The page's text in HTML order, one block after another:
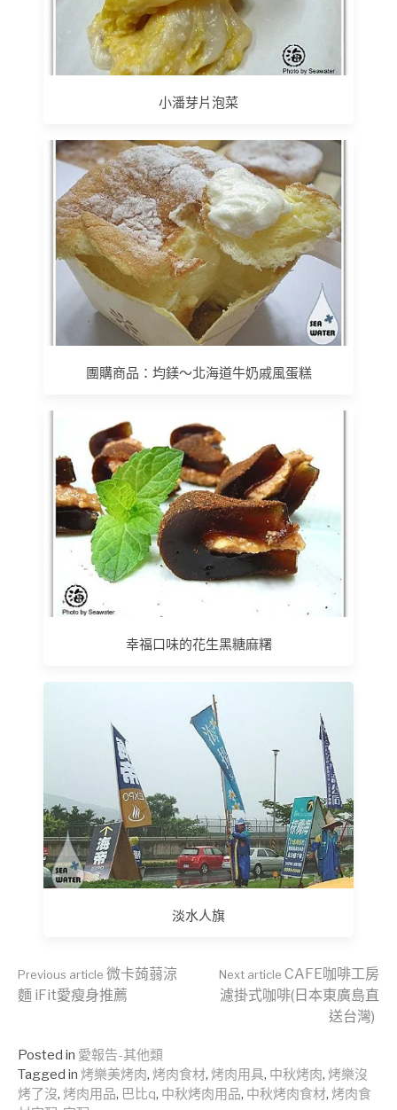
小潘芽片泡菜
團購商品：均鎂～北海道牛奶戚風蛋糕
幸福口味的花生黑糖麻糬
淡水人旗
Continue
Reading
Previous article 微卡蒟蒻涼
麵 iFit愛瘦身推薦
Next article CAFE咖啡工房
濾掛式咖啡(日本東廣島直
送台灣)
Posted in 愛報告-其他類
Tagged in 烤樂美烤肉, 烤肉食材, 烤肉用具, 中秋烤肉, 烤樂沒
烤了沒, 烤肉用品, 巴比q, 中秋烤肉用品, 中秋烤肉食材, 烤肉食